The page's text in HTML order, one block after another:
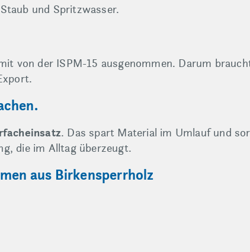
und Spritzwasser.
von der ISPM-15 ausgenommen. Darum
. Das spart Material im Umlauf und
die im Alltag überzeugt.
aus Birkensperrholz